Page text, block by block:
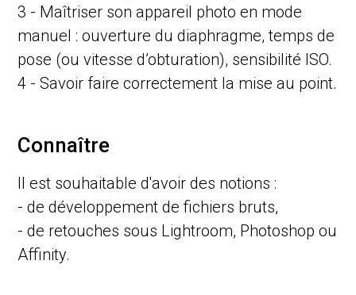
3 - Maîtriser son appareil photo en mode
manuel : ouverture du diaphragme, temps de
pose (ou vitesse d’obturation), sensibilité ISO.
4 - Savoir faire correctement la mise au point.
Connaître
Il est souhaitable d'avoir des notions :
- de développement de fichiers bruts,
- de retouches sous Lightroom, Photoshop ou
Affinity.